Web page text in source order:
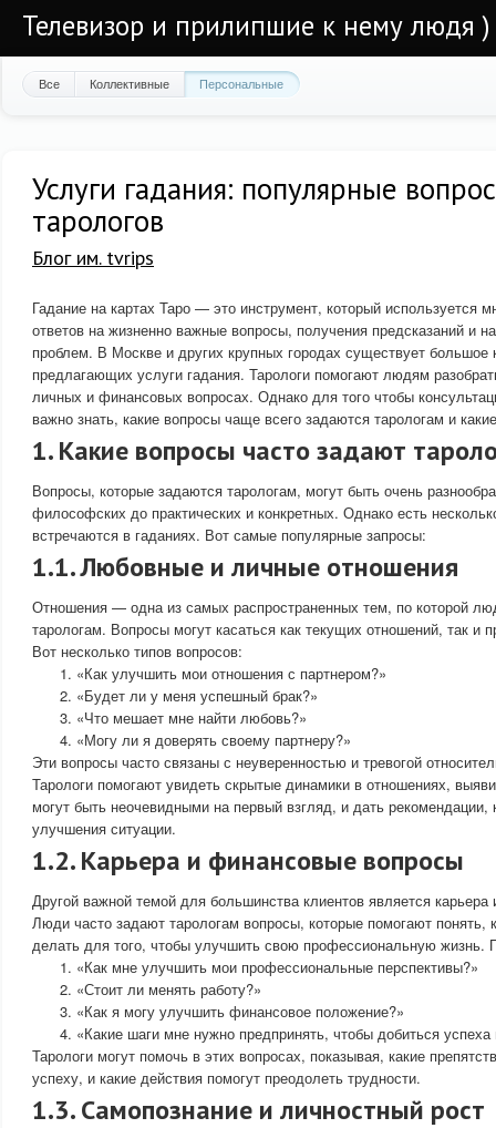
Телевизор и прилипшие к нему людя )
Все Коллективные Персональные
Услуги гадания: популярные
тарологов
Блог им. tvrips
Гадание на картах Таро — это инструмент, который используется
ответов на жизненно важные вопросы, получения предсказаний и
проблем. В Москве и других крупных городах существует большое
предлагающих услуги гадания. Тарологи помогают людям
личных и финансовых вопросах. Однако для того чтобы
важно знать, какие вопросы чаще всего задаются тарологам и
1. Какие вопросы часто задают
Вопросы, которые задаются тарологам, могут быть очень
философских до практических и конкретных. Однако есть
встречаются в гаданиях. Вот самые популярные запросы:
1.1. Любовные и личные отношения
Отношения — одна из самых распространенных тем, по которой
тарологам. Вопросы могут касаться как текущих отношений, так и
Вот несколько типов вопросов:
«Как улучшить мои отношения с партнером?»
«Будет ли у меня успешный брак?»
«Что мешает мне найти любовь?»
«Могу ли я доверять своему партнеру?»
Эти вопросы часто связаны с неуверенностью и тревогой
Тарологи помогают увидеть скрытые динамики в отношениях,
могут быть неочевидными на первый взгляд, и дать рекомендации,
улучшения ситуации.
1.2. Карьера и финансовые вопросы
Другой важной темой для большинства клиентов является
Люди часто задают тарологам вопросы, которые помогают понять,
делать для того, чтобы улучшить свою профессиональную жизнь.
«Как мне улучшить мои профессиональные перспективы?»
«Стоит ли менять работу?»
«Как я могу улучшить финансовое положение?»
«Какие шаги мне нужно предпринять, чтобы добиться успеха
Тарологи могут помочь в этих вопросах, показывая, какие
успеху, и какие действия помогут преодолеть трудности.
1.3. Самопознание и личностный рост